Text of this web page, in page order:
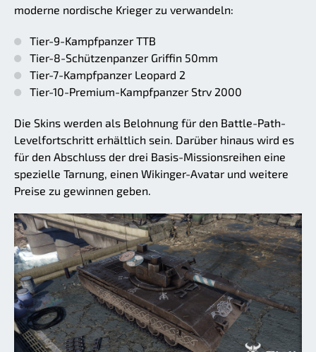
moderne nordische Krieger zu verwandeln:
Tier-9-Kampfpanzer TTB
Tier-8-Schützenpanzer Griffin 50mm
Tier-7-Kampfpanzer Leopard 2
Tier-10-Premium-Kampfpanzer Strv 2000
Die Skins werden als Belohnung für den Battle-Path-
Levelfortschritt erhältlich sein. Darüber hinaus wird es
für den Abschluss der drei Basis-Missionsreihen eine
spezielle Tarnung, einen Wikinger-Avatar und weitere
Preise zu gewinnen geben.